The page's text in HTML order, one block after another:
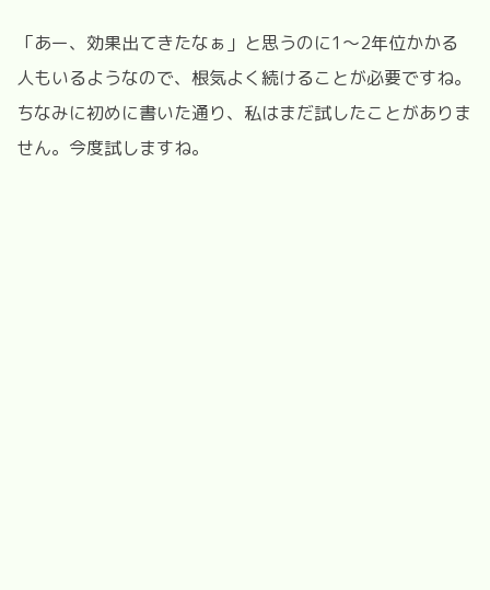
「あー、効果出てきたなぁ」と思うのに1～2年位かかる
人もいるようなので、根気よく続けることが必要ですね。
ちなみに初めに書いた通り、私はまだ試したことがありま
せん。今度試しますね。